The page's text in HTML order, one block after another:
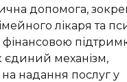
допомога,
лікаря та
фінансовою
єдиний механізм,
надання послуг у